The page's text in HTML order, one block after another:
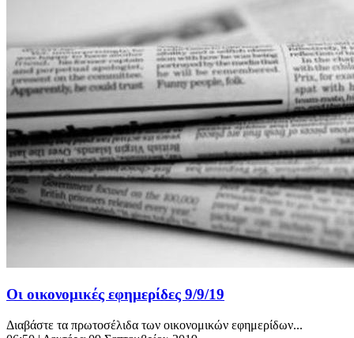
Οι οικονομικές εφημερίδες 9/9/19
Διαβάστε τα πρωτοσέλιδα των οικονομικών εφημερίδων...